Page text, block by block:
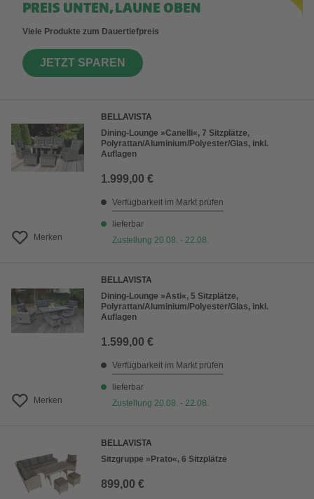
PREIS UNTEN, LAUNE OBEN
Viele Produkte zum Dauertiefpreis
JETZT SPAREN
Merken
BELLAVISTA
Dining-Lounge »Canelli«, 7 Sitzplätze,
Polyrattan/Aluminium/Polyester/Glas, inkl.
Auflagen
1.999,00 €
Verfügbarkeit im Markt prüfen
lieferbar
Zustellung 20.08. - 22.08.
Merken
BELLAVISTA
Dining-Lounge »Asti«, 5 Sitzplätze,
Polyrattan/Aluminium/Polyester/Glas, inkl.
Auflagen
1.599,00 €
Verfügbarkeit im Markt prüfen
lieferbar
Zustellung 20.08. - 22.08.
BELLAVISTA
Sitzgruppe »Prato«, 6 Sitzplätze
899,00 €